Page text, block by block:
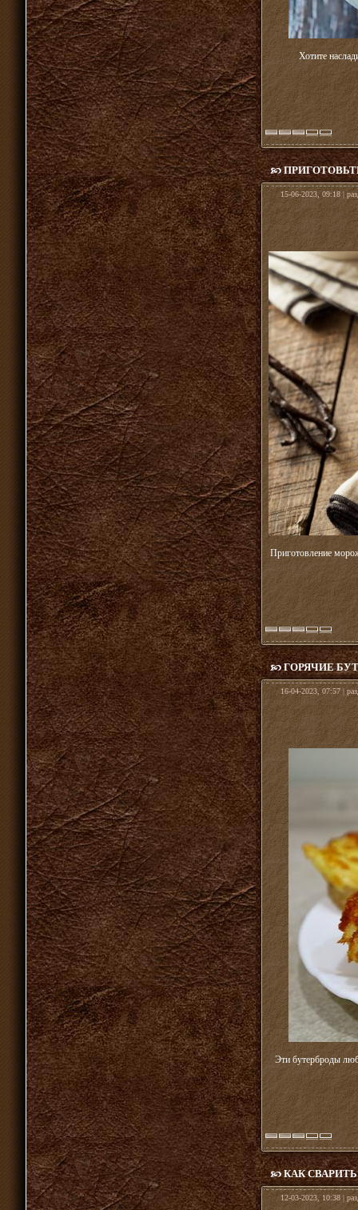
Хотите
15-06-2023, 09:18 |
Приготовление
ГОРЯЧИЕ
16-04-2023, 07:57 |
Эти бутерброды
КАК
12-03-2023, 10:38 |